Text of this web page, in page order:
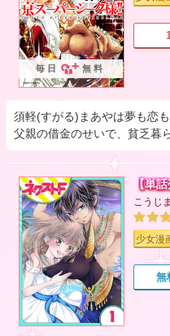
毎日 無料
須軽(すがる)まあやは夢も恋
父親の借金のせいで、貧乏暮
【単
こうじ
少女漫
無